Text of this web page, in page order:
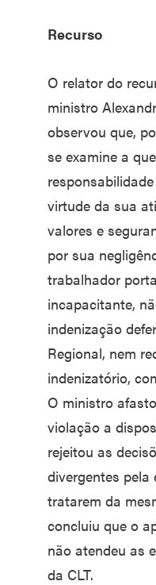
Recurso
O relator do
ministro
observou que,
se examine a
virtude da sua
valores e
por sua
trabalhador
incapacitante,
indenização
Regional, nem
indenizatório,
O ministro
violação a
rejeitou as
divergentes pela
tratarem da
concluiu que o
não atendeu as
da CLT.